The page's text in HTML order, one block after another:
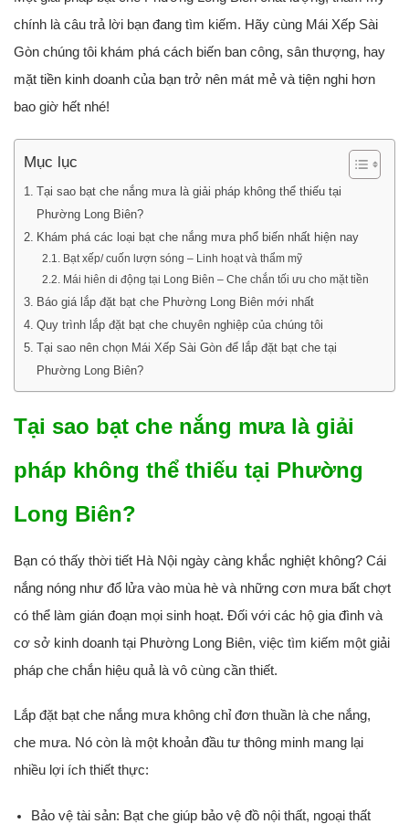
chính là câu trả lời bạn đang tìm kiếm. Hãy cùng Mái Xếp Sài
Gòn chúng tôi khám phá cách biến ban công, sân thượng, hay
mặt tiền kinh doanh của bạn trở nên mát mẻ và tiện nghi hơn
bao giờ hết nhé!
Mục lục
Tại sao bạt che nắng mưa là giải pháp không thể thiếu tại
Phường Long Biên?
Khám phá các loại bạt che nắng mưa phổ biến nhất hiện nay
Bạt xếp/ cuốn lượn sóng – Linh hoạt và thẩm mỹ
Mái hiên di động tại Long Biên – Che chắn tối ưu cho mặt tiền
Báo giá lắp đặt bạt che Phường Long Biên mới nhất
Quy trình lắp đặt bạt che chuyên nghiệp của chúng tôi
Tại sao nên chọn Mái Xếp Sài Gòn để lắp đặt bạt che tại
Phường Long Biên?
Tại sao bạt che nắng mưa là giải
pháp không thể thiếu tại Phường
Long Biên?
Bạn có thấy thời tiết Hà Nội ngày càng khắc nghiệt không? Cái
nắng nóng như đổ lửa vào mùa hè và những cơn mưa bất chợt
có thể làm gián đoạn mọi sinh hoạt. Đối với các hộ gia đình và
cơ sở kinh doanh tại Phường Long Biên, việc tìm kiếm một giải
pháp che chắn hiệu quả là vô cùng cần thiết.
Lắp đặt bạt che nắng mưa không chỉ đơn thuần là che nắng,
che mưa. Nó còn là một khoản đầu tư thông minh mang lại
nhiều lợi ích thiết thực:
Bảo vệ tài sản: Bạt che giúp bảo vệ đồ nội thất, ngoại thất